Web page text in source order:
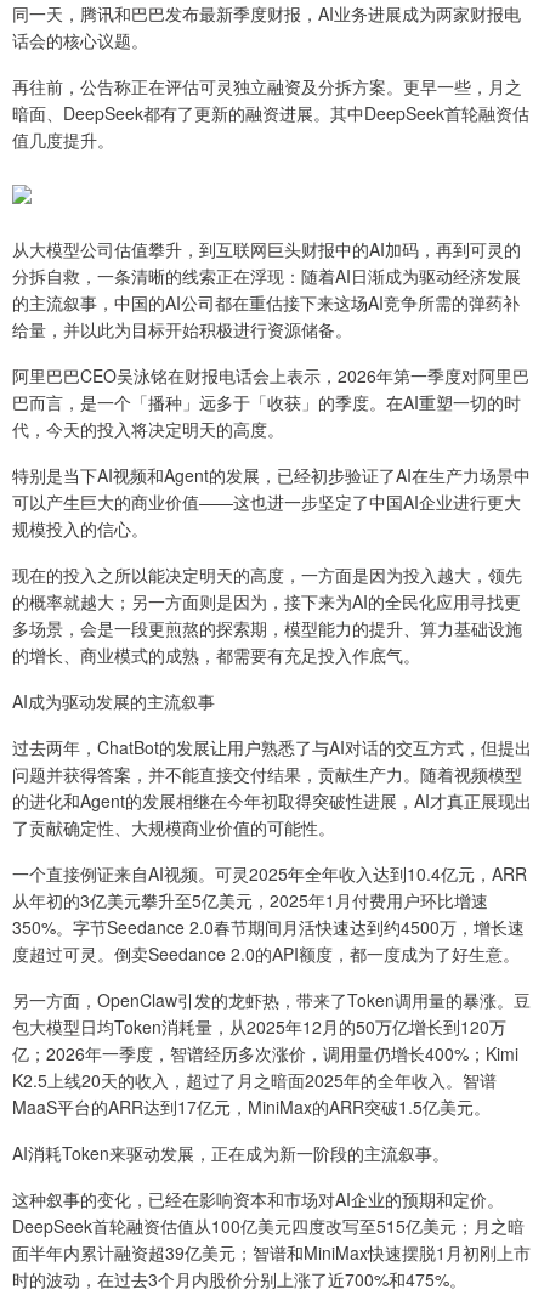
同一天，腾讯和巴巴发布最新季度财报，AI业务进展成为两家财报电
话会的核心议题。
再往前，公告称正在评估可灵独立融资及分拆方案。更早一些，月之
暗面、DeepSeek都有了更新的融资进展。其中DeepSeek首轮融资估
值几度提升。
从大模型公司估值攀升，到互联网巨头财报中的AI加码，再到可灵的
分拆自救，一条清晰的线索正在浮现：随着AI日渐成为驱动经济发展
的主流叙事，中国的AI公司都在重估接下来这场AI竞争所需的弹药补
给量，并以此为目标开始积极进行资源储备。
阿里巴巴CEO吴泳铭在财报电话会上表示，2026年第一季度对阿里巴
巴而言，是一个「播种」远多于「收获」的季度。在AI重塑一切的时
代，今天的投入将决定明天的高度。
特别是当下AI视频和Agent的发展，已经初步验证了AI在生产力场景中
可以产生巨大的商业价值——这也进一步坚定了中国AI企业进行更大
规模投入的信心。
现在的投入之所以能决定明天的高度，一方面是因为投入越大，领先
的概率就越大；另一方面则是因为，接下来为AI的全民化应用寻找更
多场景，会是一段更煎熬的探索期，模型能力的提升、算力基础设施
的增长、商业模式的成熟，都需要有充足投入作底气。
AI成为驱动发展的主流叙事
过去两年，ChatBot的发展让用户熟悉了与AI对话的交互方式，但提出
问题并获得答案，并不能直接交付结果，贡献生产力。随着视频模型
的进化和Agent的发展相继在今年初取得突破性进展，AI才真正展现出
了贡献确定性、大规模商业价值的可能性。
一个直接例证来自AI视频。可灵2025年全年收入达到10.4亿元，ARR
从年初的3亿美元攀升至5亿美元，2025年1月付费用户环比增速
350%。字节Seedance 2.0春节期间月活快速达到约4500万，增长速
度超过可灵。倒卖Seedance 2.0的API额度，都一度成为了好生意。
另一方面，OpenClaw引发的龙虾热，带来了Token调用量的暴涨。豆
包大模型日均Token消耗量，从2025年12月的50万亿增长到120万
亿；2026年一季度，智谱经历多次涨价，调用量仍增长400%；Kimi
K2.5上线20天的收入，超过了月之暗面2025年的全年收入。智谱
MaaS平台的ARR达到17亿元，MiniMax的ARR突破1.5亿美元。
AI消耗Token来驱动发展，正在成为新一阶段的主流叙事。
这种叙事的变化，已经在影响资本和市场对AI企业的预期和定价。
DeepSeek首轮融资估值从100亿美元四度改写至515亿美元；月之暗
面半年内累计融资超39亿美元；智谱和MiniMax快速摆脱1月初刚上市
时的波动，在过去3个月内股价分别上涨了近700%和475%。